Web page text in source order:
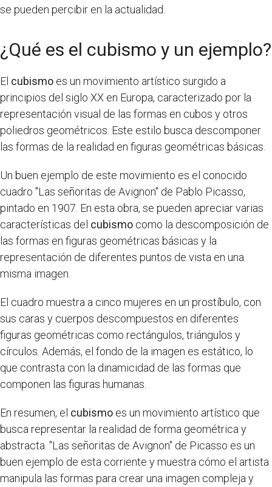
se pueden percibir en la actualidad.
¿Qué es el cubismo y un ejemplo?
El cubismo es un movimiento artístico surgido a
principios del siglo XX en Europa, caracterizado por la
representación visual de las formas en cubos y otros
poliedros geométricos. Este estilo busca descomponer
las formas de la realidad en figuras geométricas básicas.
Un buen ejemplo de este movimiento es el conocido
cuadro "Las señoritas de Avignon" de Pablo Picasso,
pintado en 1907. En esta obra, se pueden apreciar varias
características del cubismo como la descomposición de
las formas en figuras geométricas básicas y la
representación de diferentes puntos de vista en una
misma imagen.
El cuadro muestra a cinco mujeres en un prostíbulo, con
sus caras y cuerpos descompuestos en diferentes
figuras geométricas como rectángulos, triángulos y
círculos. Además, el fondo de la imagen es estático, lo
que contrasta con la dinamicidad de las formas que
componen las figuras humanas.
En resumen, el cubismo es un movimiento artístico que
busca representar la realidad de forma geométrica y
abstracta. "Las señoritas de Avignon" de Picasso es un
buen ejemplo de esta corriente y muestra cómo el artista
manipula las formas para crear una imagen compleja y